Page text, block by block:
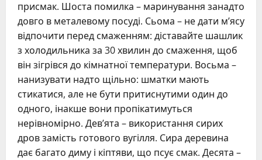
присмак. Шоста помилка – маринування занадто
довго в металевому посуді. Сьома – не дати м’ясу
відпочити перед смаженням: діставайте шашлик
з холодильника за 30 хвилин до смаження, щоб
він зігрівся до кімнатної температури. Восьма –
нанизувати надто щільно: шматки мають
стикатися, але не бути притиснутими один до
одного, інакше вони пропікатимуться
нерівномірно. Дев’ята – використання сирих
дров замість готового вугілля. Сира деревина
дає багато диму і кіптяви, що псує смак. Десята –